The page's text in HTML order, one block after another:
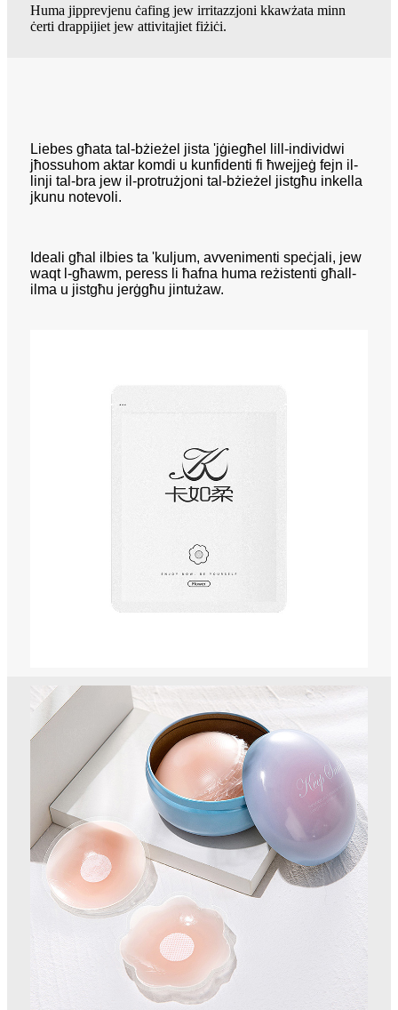
Huma jipprevjenu ċafing jew irritazzjoni kkawżata minn
ċerti drappijiet jew attivitajiet fiżiċi.
Liebes għata tal-bżieżel jista 'jġiegħel lill-individwi
jħossuhom aktar komdi u kunfidenti fi ħwejjeġ fejn il-
linji tal-bra jew il-protrużjoni tal-bżieżel jistgħu inkella
jkunu notevoli.
Ideali għal ilbies ta 'kuljum, avvenimenti speċjali, jew
waqt l-għawm, peress li ħafna huma reżistenti għall-
ilma u jistgħu jerġgħu jintużaw.